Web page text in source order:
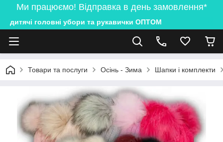
Ми працюємо! Відправка в день замовлення*
дитячі головні убори та рукавички ОПТОМ
Товари та послуги Осінь - Зима Шапки і комплекти